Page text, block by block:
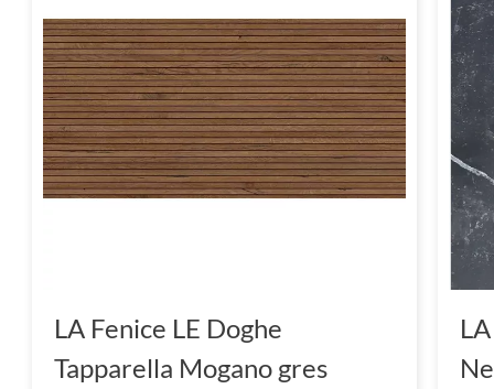
LA Fenice LE Doghe
Tapparella Mogano gres